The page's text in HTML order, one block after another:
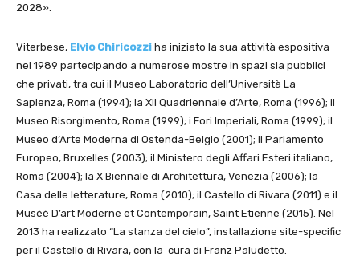
2028».
Viterbese, Elvio Chiricozzi ha iniziato la sua attività espositiva
nel 1989 partecipando a numerose mostre in spazi sia pubblici
che privati, tra cui il Museo Laboratorio dell’Università La
Sapienza, Roma (1994); la XII Quadriennale d’Arte, Roma (1996); il
Museo Risorgimento, Roma (1999); i Fori Imperiali, Roma (1999); il
Museo d’Arte Moderna di Ostenda-Belgio (2001); il Parlamento
Europeo, Bruxelles (2003); il Ministero degli Affari Esteri italiano,
Roma (2004); la X Biennale di Architettura, Venezia (2006); la
Casa delle letterature, Roma (2010); il Castello di Rivara (2011) e il
Muséè D’art Moderne et Contemporain, Saint Etienne (2015). Nel
2013 ha realizzato “La stanza del cielo”, installazione site-specific
per il Castello di Rivara, con la cura di Franz Paludetto.